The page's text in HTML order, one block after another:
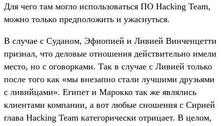
Для чего там могло использоваться ПО Hacking Team,
можно только предположить и ужаснуться.
В случае с Суданом, Эфиопией и Ливией Винченцетти
признал, что деловые отношения действительно имели
место, но с оговорками. Так в случае с Ливией только
после того как «мы внезапно стали лучшими друзьями
с ливийцами». Египет и Марокко так же являлись
клиентами компании, а вот любые сношения с Сирией
глава Hacking Team категорически отрицает. В целом,